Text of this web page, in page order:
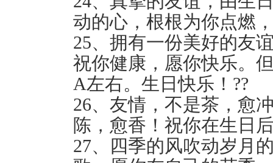
动的心，根根为你点燃
25、拥有一份美好的友
祝你健康，愿你快乐。
A左右。生日快乐！??
26、友情，不是茶，愈
陈，愈香！祝你在生日
27、四季的风吹动岁月